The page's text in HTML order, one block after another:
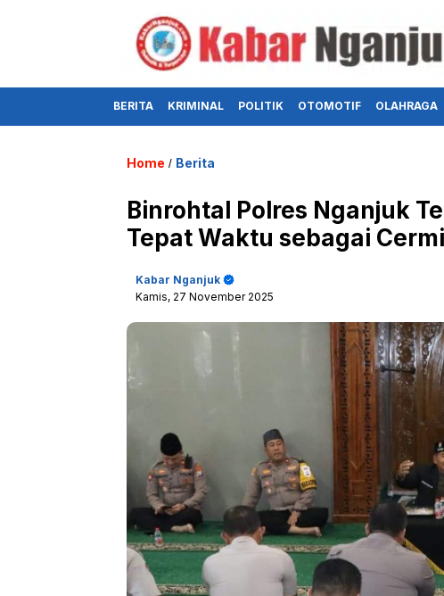
BERITA KRIMINAL POLITIK OTOMOTIF OLAHRAGA
Home / Berita
Binrohtal Polres Nganjuk
Tepat Waktu sebagai
Kabar Nganjuk
Kamis, 27 November 2025